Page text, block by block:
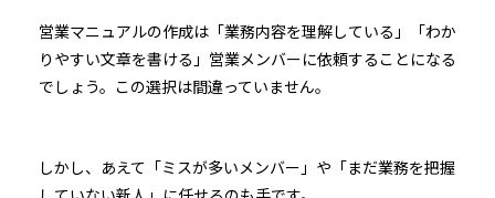
営業マニュアルの作成は「業務内容を理解している」「わか
りやすい文章を書ける」営業メンバーに依頼することになる
でしょう。この選択は間違っていません。
しかし、あえて「ミスが多いメンバー」や「まだ業務を把握